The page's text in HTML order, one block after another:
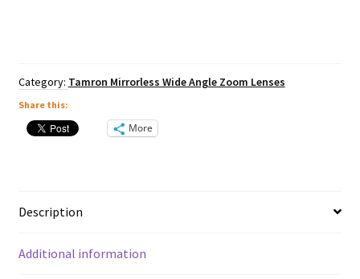
VC
VXD
-
Sony
Category: Tamron Mirrorless Wide Angle Zoom Lenses
Share this:
More
Description
Additional information